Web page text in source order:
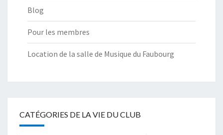
Blog
Pour les membres
Location de la salle de Musique du Faubourg
CATÉGORIES DE LA VIE DU CLUB